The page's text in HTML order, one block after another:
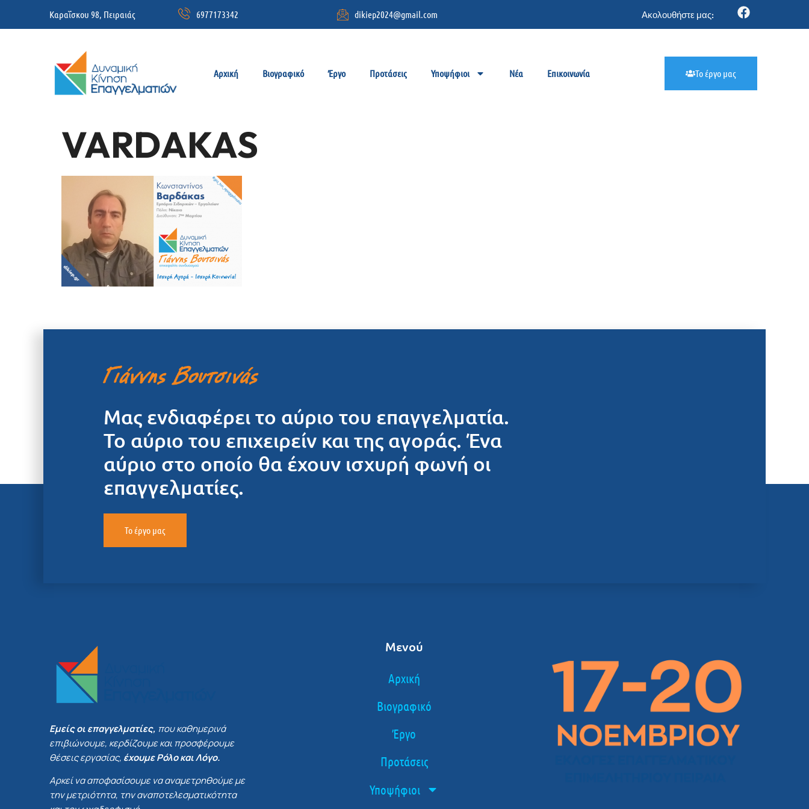
Καραΐσκου 98, Πειραιάς 6977173342 dikiep2024@gmail.com Ακολουθήστε μας:
Αρχική Βιογραφικό Έργο Προτάσεις Υποψήφιοι Νέα Επικοινωνία Το έργο μας
VARDAKAS
Μας ενδιαφέρει το αύριο του επαγγελματία.
Το αύριο του επιχειρείν και της αγοράς. Ένα
αύριο στο οποίο θα έχουν ισχυρή φωνή οι
επαγγελματίες.
Το έργο μας
Εμείς οι επαγγελματίες, που καθημερινά
επιβιώνουμε, κερδίζουμε και προσφέρουμε
θέσεις εργασίας, έχουμε Ρόλο και Λόγο.
Αρκεί να αποφασίσουμε να αναμετρηθούμε με
την μετριότητα, την αναποτελεσματικότητα
Μενού
Αρχική
Βιογραφικό
Έργο
Προτάσεις
Υποψήφιοι